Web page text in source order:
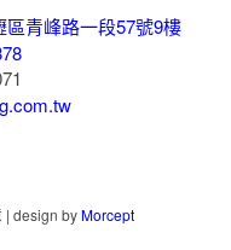
區青峰路一段57號9樓
| design byMorcept